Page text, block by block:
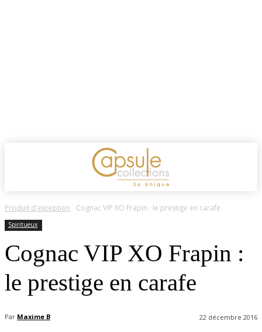
Produit d'exception Cognac VIP XO Frapin : le prestige en carafe
Spiritueux
Cognac VIP XO Frapin :
le prestige en carafe
Par Maxime B 22 décembre 2016